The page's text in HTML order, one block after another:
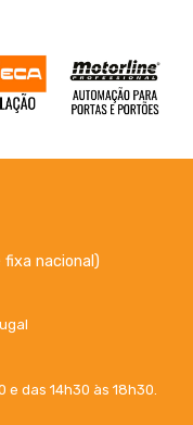
fixa nacional)
e das 14h30 às 18h30.